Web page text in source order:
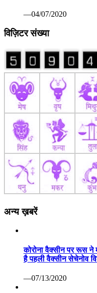
—04/07/2020
विज़िटर संख्या
अन्य ख़बरें
कोरोना वैक्सीन पर रूस ने
है पहली वैक्सीन सेचेनोव
—07/13/2020